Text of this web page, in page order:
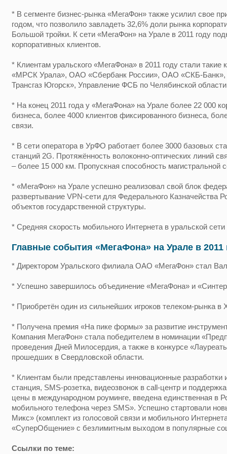
* В сегменте бизнес-рынка «МегаФон» также усилил свое
годом, что позволило завладеть 32,6% доли рынка
Большой тройки. К сети «МегаФон» на Урале в 2011 году
корпоративных клиентов.
* Клиентам уральского «МегаФона» в 2011 году стали
«МРСК Урала», ОАО «Сбербанк России», ОАО «СКБ-
Трансгаз Югорск», Управление ФСБ по Челябинской области
* На конец 2011 года у «МегаФона» на Урале более 22 000
бизнеса, более 4000 клиентов фиксированного бизнеса,
связи.
* В сети оператора в УрФО работает более 3000 базовых
станций 2G. Протяжённость волоконно-оптических линий
– более 15 000 км. Пропускная способность магистральной
* «МегаФон» на Урале успешно реализовал свой блок
развертывание VPN-сети для Федерального Казначейства
объектов государственной структуры.
* Средняя скорость мобильного Интернета в уральской
Главные события «МегаФона» на Урале в 2011
* Директором Уральского филиала ОАО «МегаФон» стал
* Успешно завершилось объединение «МегаФона» и
* Приобретён один из сильнейших игроков телеком-рынка
* Получена премия «На пике формы» за развитие
Компания МегаФон» стала победителем в номинации
проведения Дней Милосердия, а также в конкурсе
прошедших в Свердловской области.
* Клиентам были представлены инновационные разработки
станция, SMS-розетка, видеозвонок в call-центр и
цены в международном роуминге, введена единственная в
мобильного телефона через SMS». Успешно стартовали
Микс» (комплект из голосовой связи и мобильного
«СуперОбщение» с безлимитным выходом в популярные
Ссылки по теме: